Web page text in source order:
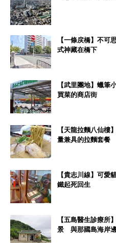
【一條戻橋】不
式神藏在橋下
【武里團地】蠟
買菜的商店街
【天龍拉麵八仙
量兼具的拉麵套餐
【貴志川線】可
鐵起死回生
【五島醫生診療所
景 與那國島海岸